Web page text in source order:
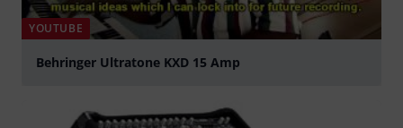
YOUTUBE
Behringer Ultratone KXD 15 Amp